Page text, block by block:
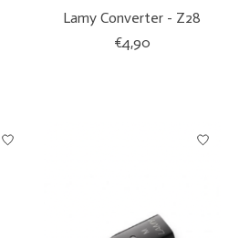
Lamy Converter - Z28
€4,90